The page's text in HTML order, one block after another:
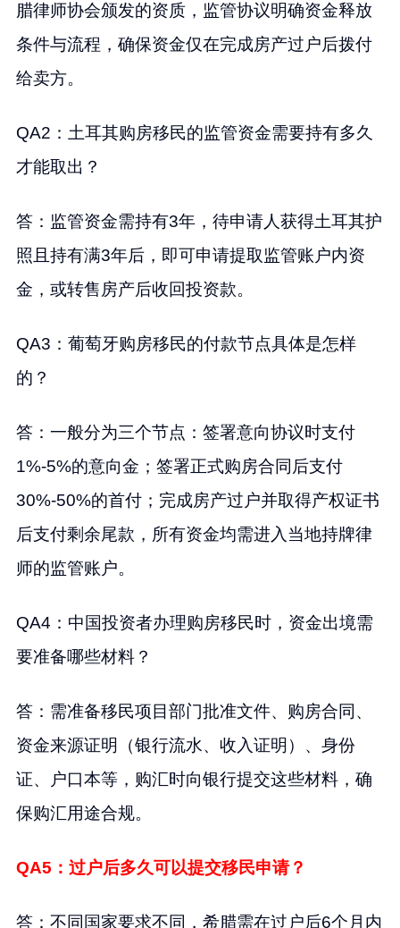
腊律师协会颁发的资质，监管协议明确资金释放
条件与流程，确保资金仅在完成房产过户后拨付
给卖方。
QA2：土耳其购房移民的监管资金需要持有多久
才能取出？
答：监管资金需持有3年，待申请人获得土耳其护
照且持有满3年后，即可申请提取监管账户内资
金，或转售房产后收回投资款。
QA3：葡萄牙购房移民的付款节点具体是怎样
的？
答：一般分为三个节点：签署意向协议时支付
1%-5%的意向金；签署正式购房合同后支付
30%-50%的首付；完成房产过户并取得产权证书
后支付剩余尾款，所有资金均需进入当地持牌律
师的监管账户。
QA4：中国投资者办理购房移民时，资金出境需
要准备哪些材料？
答：需准备移民项目部门批准文件、购房合同、
资金来源证明（银行流水、收入证明）、身份
证、户口本等，购汇时向银行提交这些材料，确
保购汇用途合规。
QA5：过户后多久可以提交移民申请？
答：不同国家要求不同，希腊需在过户后6个月内